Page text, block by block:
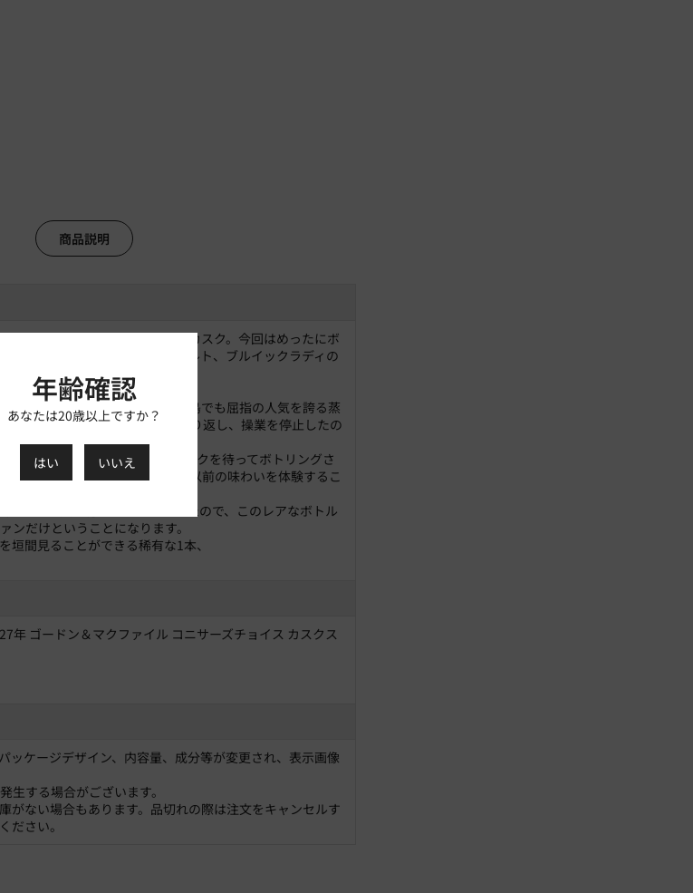
商品説明
シリーズ、コニサーズチョイスカスク。今回はめったにボ
れることがない貴重なアイラモルト、ブルイックラディの
よって新たなスタートをきった
な試みを打ち出し、今やアイラ島でも屈指の人気を誇る蒸
それ以前は、所有者の交代を繰り返し、操業を停止したの
ものをGM社が入手、熟成のピークを待ってボトリングさ
在の蒸留所とはスタイルの違う以前の味わいを体験するこ
言えるでしょう。
は全量を買い付けることができたので、このレアなボトル
ンだけということになります。
垣間見ることができる稀有な1本、
年 ゴードン＆マクファイル コニサーズチョイス カスクス
ッケージデザイン、内容量、成分等が変更され、表示画像
生する場合がございます。
がない場合もあります。品切れの際は注文をキャンセルす
ださい。
年齢確認
あなたは20歳以上ですか？
はい いいえ